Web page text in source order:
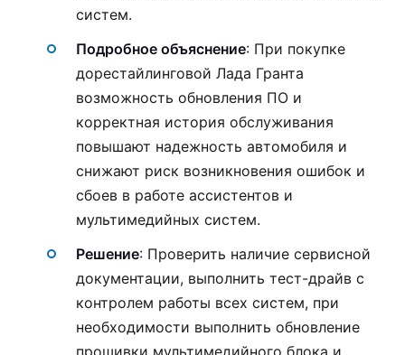
систем.
Подробное объяснение: При покупке
дорестайлинговой Лада Гранта
возможность обновления ПО и
корректная история обслуживания
повышают надежность автомобиля и
снижают риск возникновения ошибок и
сбоев в работе ассистентов и
мультимедийных систем.
Решение: Проверить наличие сервисной
документации, выполнить тест-драйв с
контролем работы всех систем, при
необходимости выполнить обновление